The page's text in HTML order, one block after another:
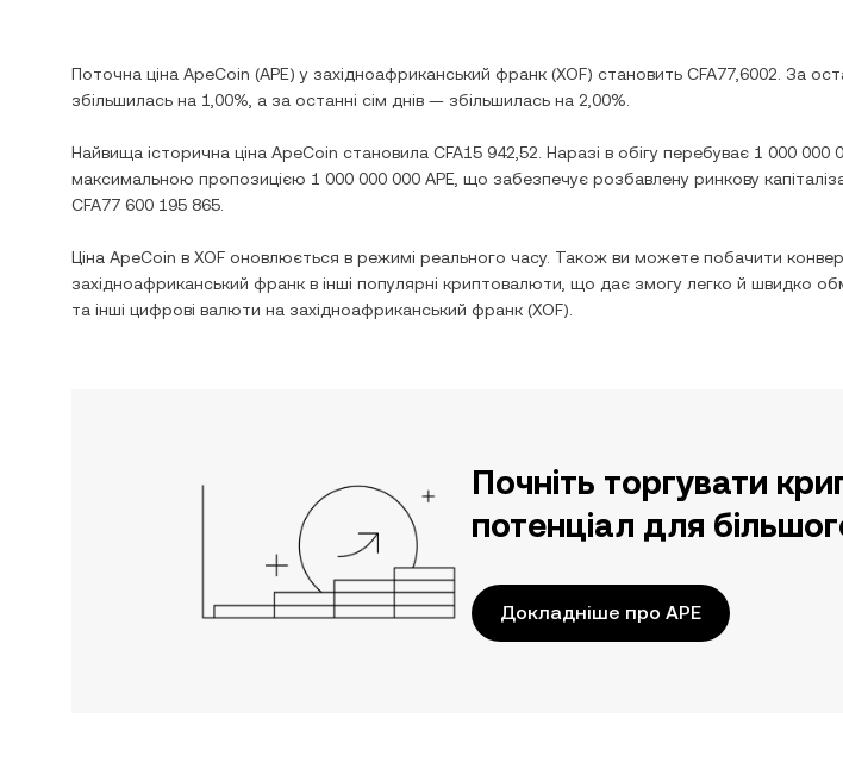
Поточна ціна ApeCoin (APE) у західноафриканський франк (XOF) становить CFA77,6002 . За
збільшилась на 1,00% , а за останні сім днів — збільшилась на 2,00%
Найвища історична ціна ApeCoin становила CFA15 942,52 . Наразі в обігу перебуває 1 000 000
максимальною пропозицією 1 000 000 000 APE , що забезпечує розбавлену ринкову
CFA77 600 195 865
Ціна ApeCoin в XOF оновлюється в режимі реального часу. Також ви можете побачити
західноафриканський франк в інші популярні криптовалюти, що дає змогу легко й швидко
та інші цифрові валюти на західноафриканський франк (XOF).
Почніть торгувати
потенціал для
Докладніше про APE